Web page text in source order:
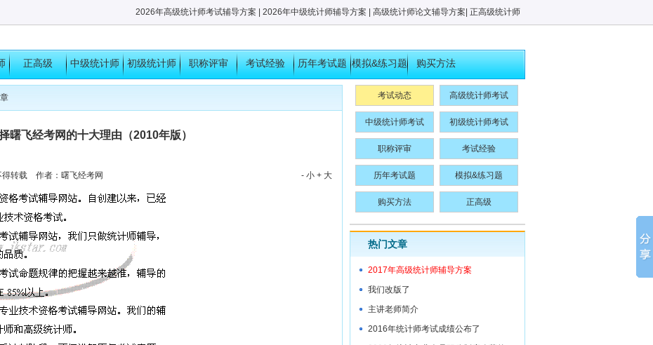
计师考试经验
2026年高级统计师考试辅导方案 2026年中级统计师辅导方案 高级统计师论文辅导方案 正高级统计师
正高级 中级统计师
考试
初级统计师
考试
职称评审 考试经验 历年考试题 模拟&练习题 购买方法
曙飞经考网的十大理由（2010年版）
转载 作者：曙飞经考网 - 小 + 大
考试动态 高级统计师考试
中级统计师考试 初级统计师考试
职称评审 考试经验
历年考试题 模拟&练习题
购买方法 正高级
热门文章
2017年高级统计师辅导方案
我们改版了
主讲老师简介
2016年统计师考试成绩公布了